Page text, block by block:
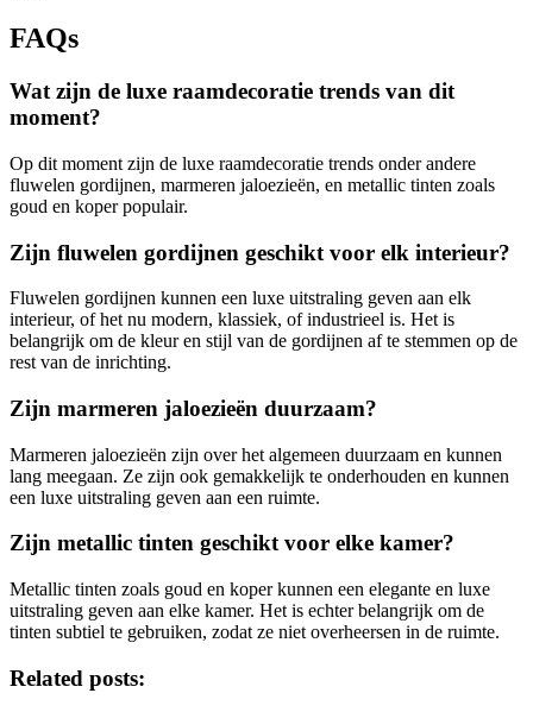
FAQs
Wat zijn de luxe raamdecoratie trends van dit
moment?
Op dit moment zijn de luxe raamdecoratie trends onder andere
fluwelen gordijnen, marmeren jaloezieën, en metallic tinten zoals
goud en koper populair.
Zijn fluwelen gordijnen geschikt voor elk interieur?
Fluwelen gordijnen kunnen een luxe uitstraling geven aan elk
interieur, of het nu modern, klassiek, of industrieel is. Het is
belangrijk om de kleur en stijl van de gordijnen af te stemmen op de
rest van de inrichting.
Zijn marmeren jaloezieën duurzaam?
Marmeren jaloezieën zijn over het algemeen duurzaam en kunnen
lang meegaan. Ze zijn ook gemakkelijk te onderhouden en kunnen
een luxe uitstraling geven aan een ruimte.
Zijn metallic tinten geschikt voor elke kamer?
Metallic tinten zoals goud en koper kunnen een elegante en luxe
uitstraling geven aan elke kamer. Het is echter belangrijk om de
tinten subtiel te gebruiken, zodat ze niet overheersen in de ruimte.
Related posts: